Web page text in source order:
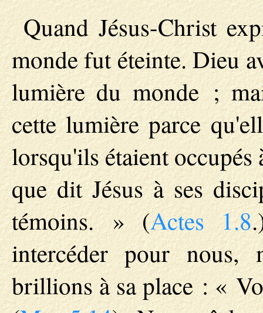
Quand Jésus-Christ
monde fut éteinte. Dieu
lumière du monde ;
cette lumière parce
lorsqu'ils étaient
que dit Jésus à ses
témoins. » (Actes 1.8
intercéder pour
brillions à sa place : «